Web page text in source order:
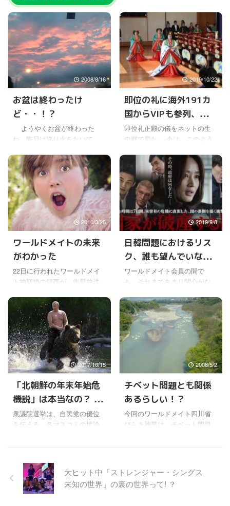
2008/8/16
お盆は終わったけ
ど・・！？
ようやくお盆が終わった
ね。昨日は送り火をたいて、
ってもワールドメイトの灯篭
流しが明日だから、そのとき
までは帰ってないだろう
ね〜。(￣∀￣;) 先祖にとって
は、とっても気持ち良いもの
らしいから。 ところで、今日
の朝、ワールドメイトの鹿島
神事会場に行こうと思って早
起きしたんだけどね。 結局行
かなかった。 でも、今日は朝
焼けがきれいでネ。＼(￣▽￣)
／ ワールドメイトの神事会場
朝焼けが見られた。 そうそ
う、今年はまだ、神仙寿符を
書 ...
2019/10/22
即位の礼に海外191カ
国からVIPも参列、日本
の伝統とお国柄を世界
に示す
即位礼正殿の儀をネットの生
中継で見た。 今は、このよう
見ることができるので素晴ら
しいなと思った。 後からニュ
ース報道だけを聞くより、ラ
イブでしっかりと見ると、儀
式の重要性が理解できる気が
した。 わざわざ、これだけの
手の込んだ準備と儀式を行う
威厳が備わるように思う。 今
回の目的は、世界の国々に即
位したことを知らしめること
だけど、映像で配信されたこ
を伴って認識されたのではな
いかと思う。 日本人が見て
も、まるでお雛祭りの ...
2010/3/25
ワールドメイトの未来
がわかった
22日に行われたワールドメイ
ト神聖婚の録画が、衛星放送
∀￣;) 明治記念館に招待された
支部長が、ものすご〜く、も
のすご〜く感激していた。 こ
の世の人とは思えないような
神々しさを花嫁のお姿に感じ
たらしく、ものすごく感動し
たそうだ。 また、爆笑につぐ
爆笑のパフォーマンスがあっ
たり、電流が走るほど身震い
したという厳粛な神事があっ
たり、とにかく凄かったらし
い。 さぞかしすばらしい神聖
しかないけどね〜。∑ヾ ...
2019/9/8
日韓問題におけるリス
ク、誰も望んでいない
シナリオとは
ワールドメイト会員の間で
も、それまであまり関心がな
行状には眉をひそめる人も多
い。また、日本の心配という
より、韓国はここまでやって
大丈夫なのと、逆に心配する
人もいる。 ここまで日韓関係
が冷え切ったのは記憶にない
ので、韓国の動向が気になる
週刊ポストの韓国の記事が話
題になっていたので、ちょっ
と友だちに借りて読んでみ
た。 なんでも、この記事が韓
も ...
2017/10/15
「北朝鮮の年末年始危
機説」は本当なの？ ロ
シアへ亡命説も浮上
衆議院選挙は、自民党の優位
を伝える、各マスコミの世論
断してやるのは当然なんだろ
うけどね。 衆議院の任期満了
は来年末だったけど、野党の
2008/5/2
チベット問題とも関係
あるらしい！？
今回のワールドメイト四川省
びらき神業は、チベット問題
問題だけどね〜。(￣〜￣;) ワ
ールドメイトは政治家とはつ
ながりないから、出来るだ
大ヒット中「ストレンジャー・シングス
未知の世界」の裏の世界って! ？